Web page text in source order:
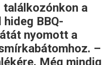
a
BBQ-
nyomott a
–
Még mindig